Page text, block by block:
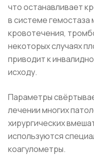
что останавливает
в системе гемостаза
кровотечения,
некоторых случаях
приводит к
исходу.
Параметры
лечении многих
хирургических
используются
коагулометры.